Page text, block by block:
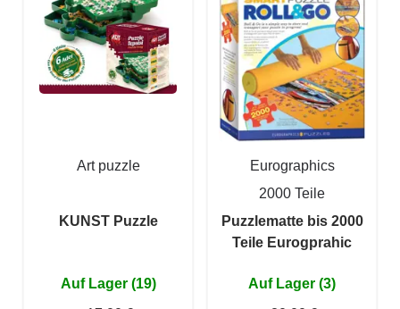
Art puzzle
KUNST Puzzle
Auf Lager (19)
Eurographics
2000 Teile
Puzzlematte bis 2000
Teile Eurogprahic
Auf Lager (3)